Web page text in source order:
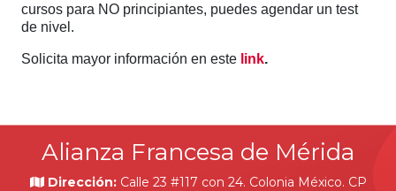
cursos para NO principiantes, puedes agendar un test
de nivel.
Solicita mayor información en este link.
Alianza Francesa de Mérida
Dirección: Calle 23 #117 con 24. Colonia México. CP